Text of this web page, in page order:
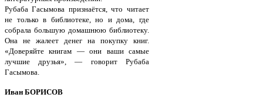
Рубаба Гасымова признаётся, что читает
не только в библиотеке, но и дома, где
собрала большую домашнюю библиотеку.
Она не жалеет денег на покупку книг.
«Доверяйте книгам — они ваши самые
лучшие друзья», — говорит Рубаба
Гасымова.
Иван БОРИСОВ